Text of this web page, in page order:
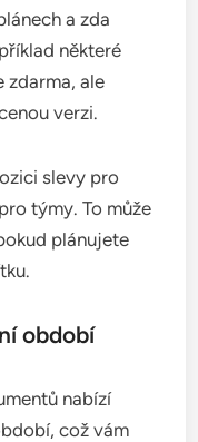
a zda
některé
zdarma, ale
verzi.
slevy pro
týmy. To může
plánujete
období
nabízí
což vám